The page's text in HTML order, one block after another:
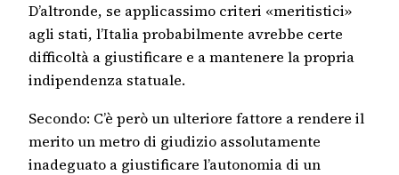
D’altronde, se applicassimo criteri «meritistici»
agli stati, l’Italia probabilmente avrebbe certe
difficoltà a giustificare e a mantenere la propria
indipendenza statuale.
Secondo: C’è però un ulteriore fattore a rendere il
merito un metro di giudizio assolutamente
inadeguato a giustificare l’autonomia di un